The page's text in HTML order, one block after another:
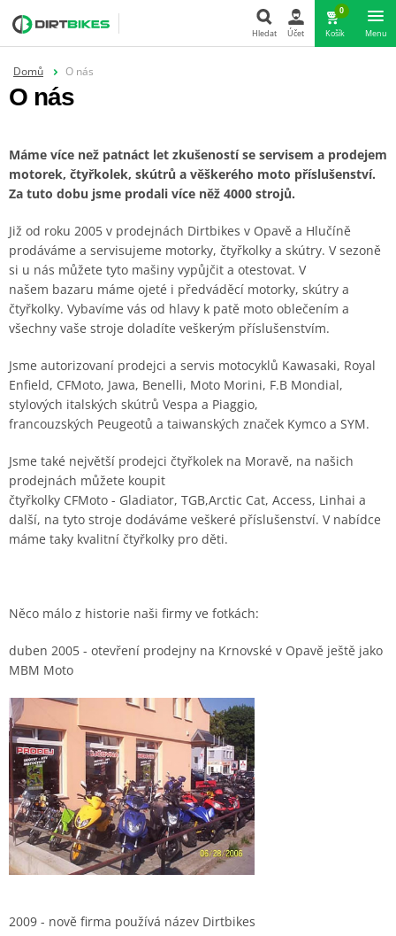
Hledat Účet
0
Košík Menu
Domů O nás
O nás
Máme více než patnáct let zkušeností se servisem a prodejem
motorek, čtyřkolek, skútrů a věškerého moto příslušenství.
Za tuto dobu jsme prodali více něž 4000 strojů.
Již od roku 2005 v prodejnách Dirtbikes v Opavě a Hlučíně
prodáváme a servisujeme motorky, čtyřkolky a skútry. V sezoně
si u nás můžete tyto mašiny vypůjčit a otestovat. V
našem bazaru máme ojeté i předváděcí motorky, skútry a
čtyřkolky. Vybavíme vás od hlavy k patě moto oblečením a
všechny vaše stroje doladíte veškerým příslušenstvím.
Jsme autorizovaní prodejci a servis motocyklů Kawasaki, Royal
Enfield, CFMoto, Jawa, Benelli, Moto Morini, F.B Mondial,
stylových italských skútrů Vespa a Piaggio,
francouzských Peugeotů a taiwanských značek Kymco a SYM.
Jsme také největší prodejci čtyřkolek na Moravě, na našich
prodejnách můžete koupit
čtyřkolky CFMoto - Gladiator, TGB,Arctic Cat, Access, Linhai a
další, na tyto stroje dodáváme veškeré příslušenství. V nabídce
máme taky kvalitní čtyřkolky pro děti.
Něco málo z historie naši firmy ve fotkách:
duben 2005 - otevření prodejny na Krnovské v Opavě ještě jako
MBM Moto
2009 - nově firma používá název Dirtbikes